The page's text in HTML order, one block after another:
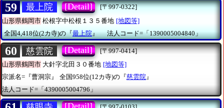
59 最上院 [Detail]
[〒997-0322]
山形県鶴岡市 松根字中松根１３５番地 [地図等]
全国4,418位(2カ寺)の『最上院』 法人コード=「1390005004840」
60 慈雲院 [Detail]
[〒997-0414]
山形県鶴岡市 大針字北田３０番地 [地図等]
宗派名=『曹洞宗』
全国958位(12カ寺)の『慈雲院』
法人コード=「4390005004796」